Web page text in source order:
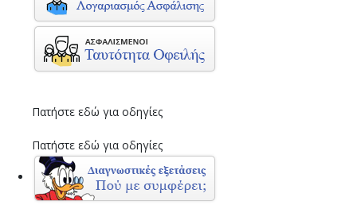
Πατήστε εδώ για οδηγίες
Πατήστε εδώ για οδηγίες